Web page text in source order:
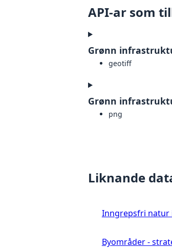
API-ar som
Grønn
geotiff
Grønn
png
Liknande
Inngrepsfri natur
Byområder -